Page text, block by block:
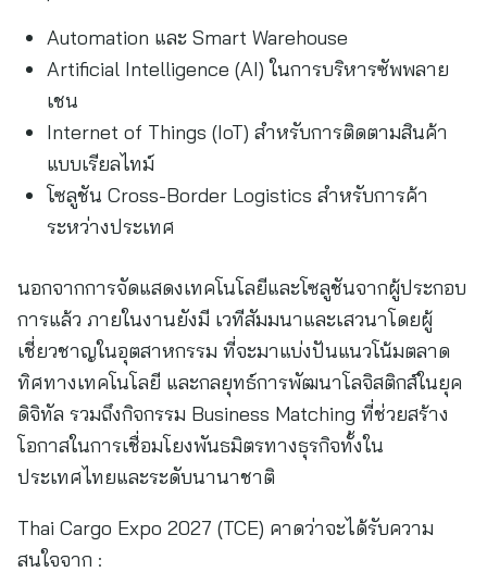
Automation และ Smart Warehouse
Artificial Intelligence (AI) ในการบริหารซัพพลาย
เชน
Internet of Things (IoT) สำหรับการติดตามสินค้า
แบบเรียลไทม์
โซลูชัน Cross-Border Logistics สำหรับการค้า
ระหว่างประเทศ
นอกจากการจัดแสดงเทคโนโลยีและโซลูชันจากผู้ประกอบ
การแล้ว ภายในงานยังมี เวทีสัมมนาและเสวนาโดยผู้
เชี่ยวชาญในอุตสาหกรรม ที่จะมาแบ่งปันแนวโน้มตลาด
ทิศทางเทคโนโลยี และกลยุทธ์การพัฒนาโลจิสติกส์ในยุค
ดิจิทัล รวมถึงกิจกรรม Business Matching ที่ช่วยสร้าง
โอกาสในการเชื่อมโยงพันธมิตรทางธุรกิจทั้งใน
ประเทศไทยและระดับนานาชาติ
Thai Cargo Expo 2027 (TCE) คาดว่าจะได้รับความ
สนใจจาก :